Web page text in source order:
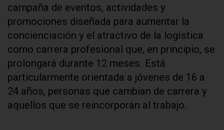
campaña de eventos, actividades y
promociones diseñada para aumentar la
concienciación y el atractivo de la logística
como carrera profesional que, en principio, se
prolongará durante 12 meses. Está
particularmente orientada a jóvenes de 16 a
24 años, personas que cambian de carrera y
aquellos que se reincorporan al trabajo.